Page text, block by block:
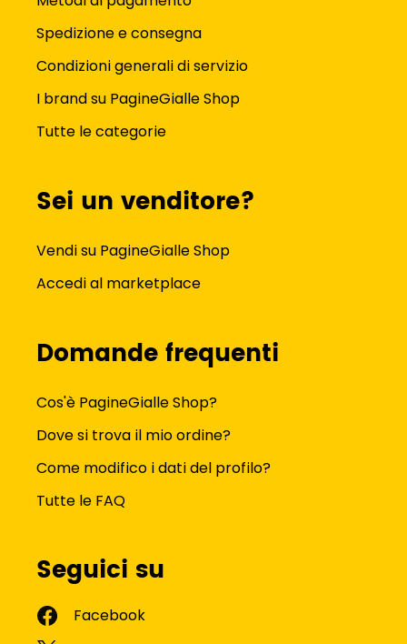
Spedizione e consegna
Condizioni generali di servizio
I brand su PagineGialle Shop
Tutte le categorie
Sei un venditore?
Vendi su PagineGialle Shop
Accedi al marketplace
Domande frequenti
Cos'è PagineGialle Shop?
Dove si trova il mio ordine?
Come modifico i dati del profilo?
Tutte le FAQ
Seguici su